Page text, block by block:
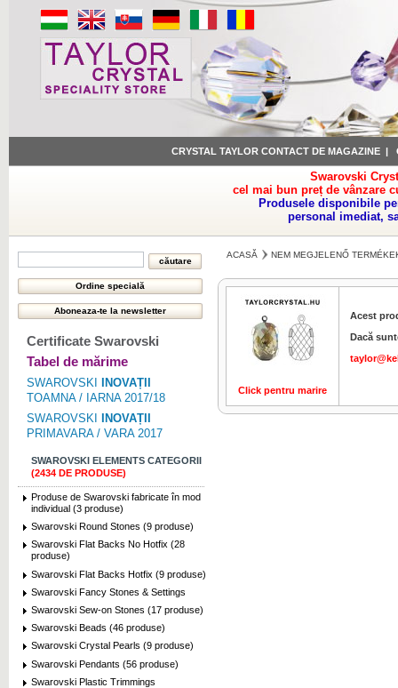
CRYSTAL TAYLOR CONTACT DE MAGAZINE |
Swarovski
cel mai bun preț de vânzare
Produsele disponibile
personal imediat,
Certificate Swarovski
Tabel de mărime
SWAROVSKI
INOVAȚII
TOAMNA / IARNA 2017/18
SWAROVSKI
INOVAȚII
PRIMAVARA / VARA 2017
SWAROVSKI ELEMENTS CATEGORII
(2434 DE PRODUSE)
Produse de Swarovski fabricate în mod
individual (3 produse)
Swarovski Round Stones (9 produse)
Swarovski Flat Backs No Hotfix (28
produse)
Swarovski Flat Backs Hotfix (9 produse)
Swarovski Fancy Stones & Settings
Swarovski Sew-on Stones (17 produse)
Swarovski Beads (46 produse)
Swarovski Crystal Pearls (9 produse)
Swarovski Pendants (56 produse)
Swarovski Plastic Trimmings
ACASĂ NEM MEGJELENŐ
Click pentru marire
Acest
Dacă